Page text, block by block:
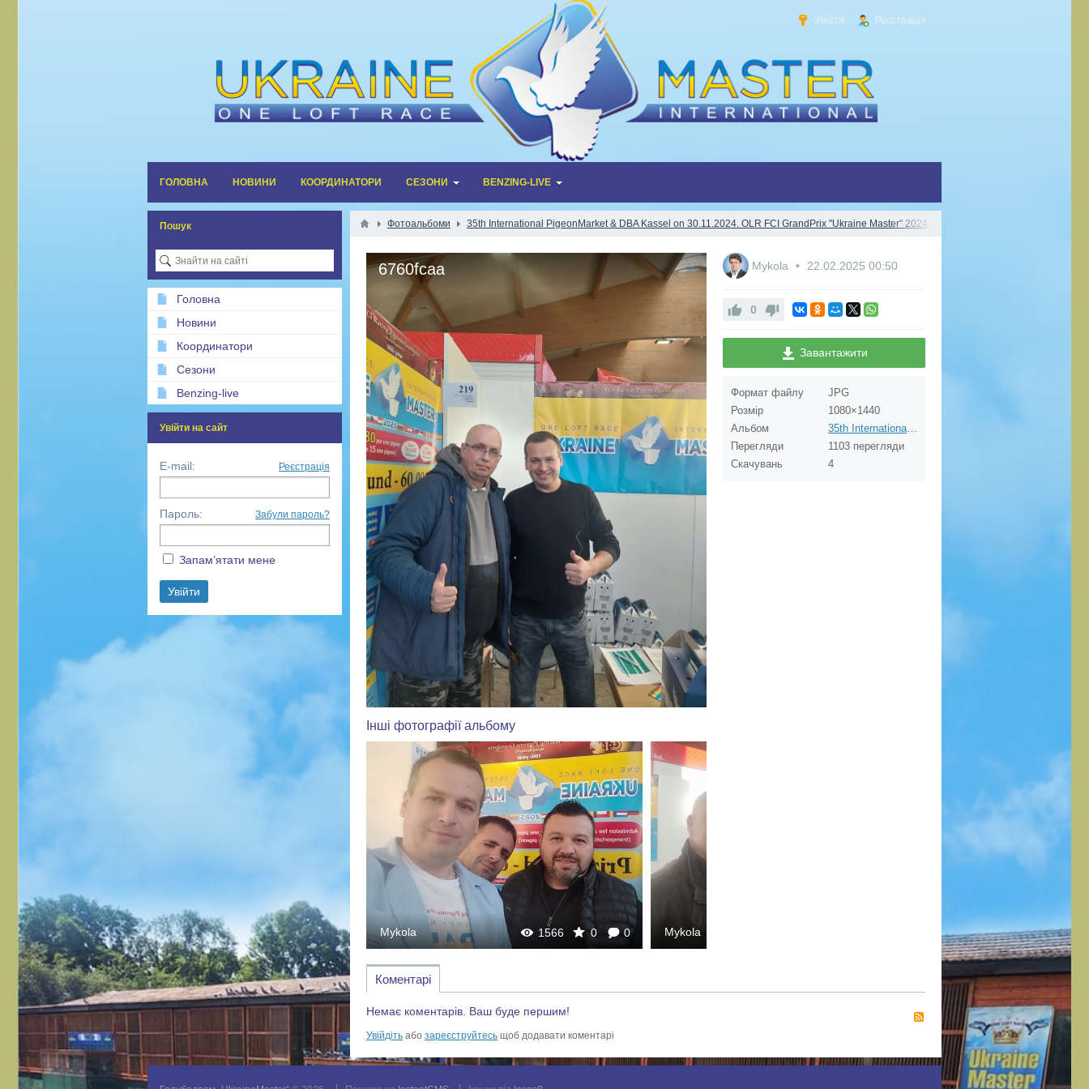
Увійти Реєстрація
ГОЛОВНА НОВИНИ КООРДИНАТОРИ СЕЗОНИ BENZING-LIVE
Фотоальбоми 35th International PigeonMarket & DBA Kassel on 30.11.2024. OLR FCI GrandPrix "Ukraine Master" 2024
6760fcaa
Інші фотографії альбому
1614 0 0
Mykola 1566 0 0
Mykola Mykola
1514
Mykola
Mykola 22.02.2025 00:50
0
Завантажити
Формат файлу
JPG
Розмір
1080×1440
Альбом
35th International PigeonMarket & DBA Kassel on 30.11.2024. OLR FCI GrandPrix "Ukraine Master" 2024
Перегляди
1103 перегляди
Скачувань
4
Коментарі
RSS
Немає коментарів. Ваш буде першим!
Увійдіть або зареєструйтесь щоб додавати коментарі
Пошук
Головна
Новини
Координатори
Сезони
Benzing-live
Увійти на сайт
E-mail: Реєстрація
Пароль: Забули пароль?
Запам’ятати мене